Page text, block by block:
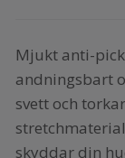
Mjukt anti-
andningsbart
svett och
skyddar din